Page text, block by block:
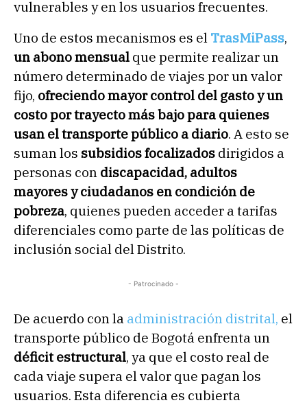
vulnerables y en los usuarios frecuentes.
Uno de estos mecanismos es el TrasMiPass,
un abono mensual que permite realizar un
número determinado de viajes por un valor
fijo, ofreciendo mayor control del gasto y un
costo por trayecto más bajo para quienes
usan el transporte público a diario. A esto se
suman los subsidios focalizados dirigidos a
personas con discapacidad, adultos
mayores y ciudadanos en condición de
pobreza, quienes pueden acceder a tarifas
diferenciales como parte de las políticas de
inclusión social del Distrito.
- Patrocinado -
De acuerdo con la administración distrital, el
transporte público de Bogotá enfrenta un
déficit estructural, ya que el costo real de
cada viaje supera el valor que pagan los
usuarios. Esta diferencia es cubierta